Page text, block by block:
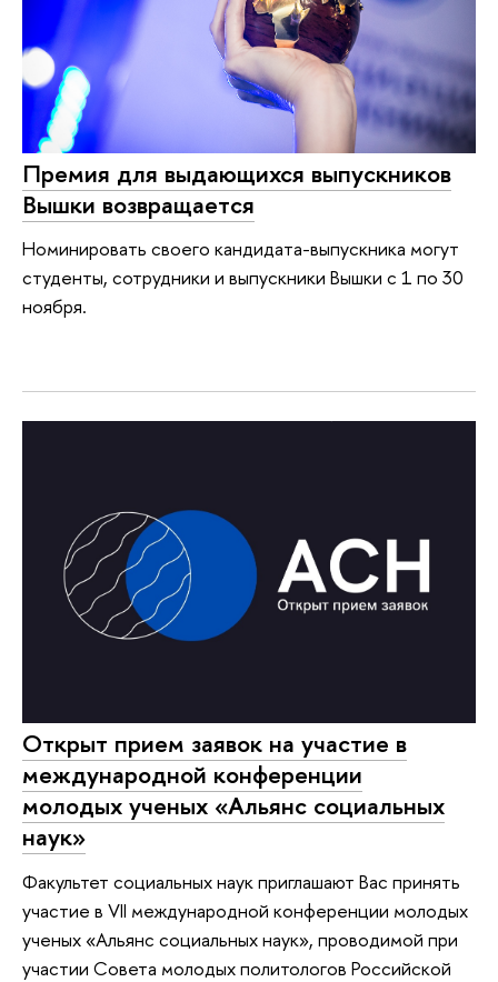
Премия для выдающихся выпускников
Вышки возвращается
Номинировать своего кандидата-выпускника могут
студенты, сотрудники и выпускники Вышки с 1 по 30
ноября.
Открыт прием заявок на участие в
международной конференции
молодых ученых «Альянс социальных
наук»
Факультет социальных наук приглашают Вас принять
участие в VII международной конференции молодых
ученых «Альянс социальных наук», проводимой при
участии Совета молодых политологов Российской